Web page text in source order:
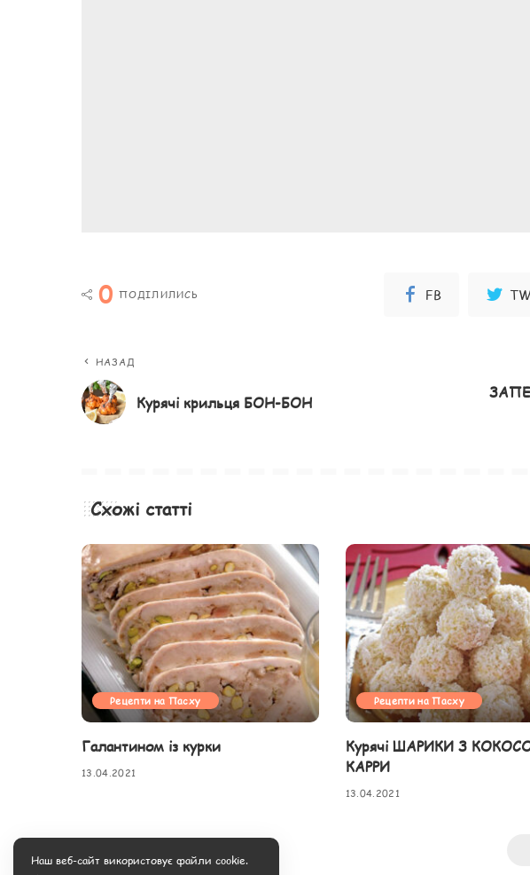
0 ПОДІЛИЛИСЬ FB
НАЗАД
Курячі крильця БОН-БОН
Схожі статті
Рецепти на Пасху
Галантином із курки
13.04.2021
Рецепти на Пасху
Курячі ШАРИКИ З
КАРРИ
13.04.2021
Наш веб-сайт використовує файли cookie.